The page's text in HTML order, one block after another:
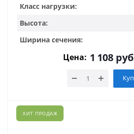
Класс нагрузки:
Высота:
Ширина сечения:
Цена: 1 108
ХИТ ПРОДАЖ